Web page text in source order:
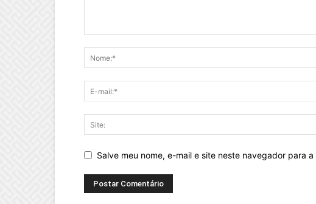
Salve meu nome, e-mail e site neste navegador para